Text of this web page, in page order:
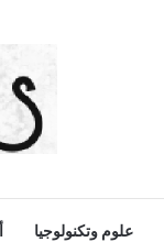
علوم وتكنولوجيا